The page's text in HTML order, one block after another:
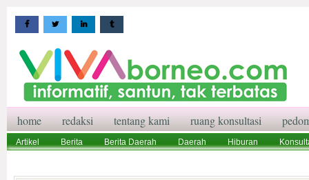
home redaksi tentang kami ruang konsultasi
Artikel Berita Berita Daerah Daerah Hiburan